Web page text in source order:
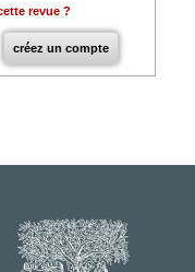
revue ?
créez un compte